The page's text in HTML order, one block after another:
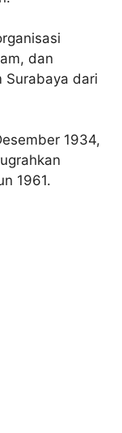
dan
Surabaya dari
1934,
1961.